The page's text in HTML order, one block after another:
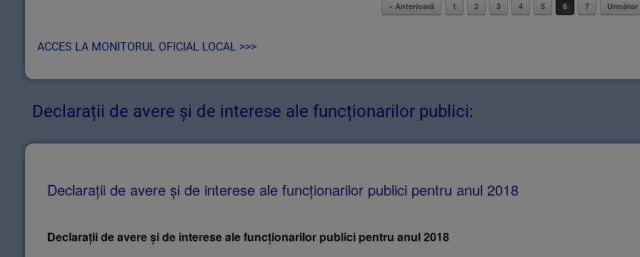
« Anterioară 1 2 3 4 5 6 7 Următor
ACCES LA MONITORUL OFICIAL LOCAL >>>
​Declarații de avere și de interese ale funcționarilor publici:
Declarații de avere și de interese ale funcționarilor publici pentru anul 2018
Declarații de avere și de interese alefuncționarilor publici pentru anul 2018